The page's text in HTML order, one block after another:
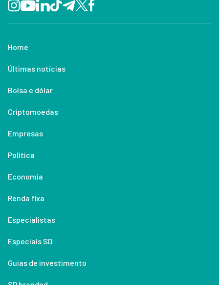
Home
Últimas notícias
Bolsa e dólar
Criptomoedas
Empresas
Política
Economia
Renda fixa
Especialistas
Especiais SD
Guias de investimento